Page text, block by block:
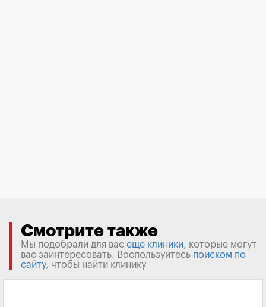
Смотрите также
Мы подобрали для вас еще клиники, которые могут
вас заинтересовать. Воспользуйтесь поиском по
сайту, чтобы найти клинику